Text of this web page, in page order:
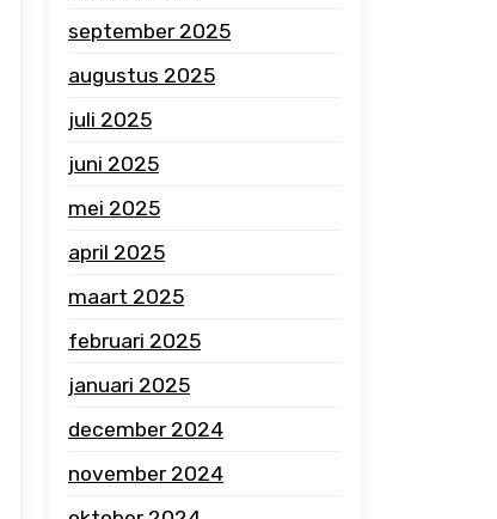
september 2025
augustus 2025
juli 2025
juni 2025
mei 2025
april 2025
maart 2025
februari 2025
januari 2025
december 2024
november 2024